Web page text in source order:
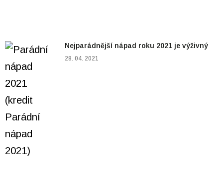
Nejparádnější nápad roku 2021 je výživný
28. 04. 2021